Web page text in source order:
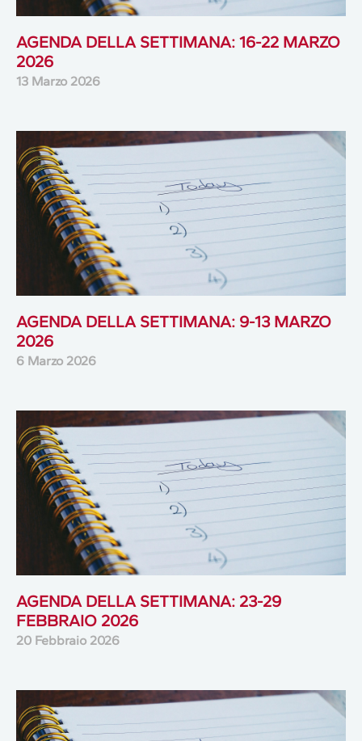
AGENDA DELLA SETTIMANA: 16-22 MARZO
2026
13 Marzo 2026
AGENDA DELLA SETTIMANA: 9-13 MARZO
2026
6 Marzo 2026
AGENDA DELLA SETTIMANA: 23-29
FEBBRAIO 2026
20 Febbraio 2026